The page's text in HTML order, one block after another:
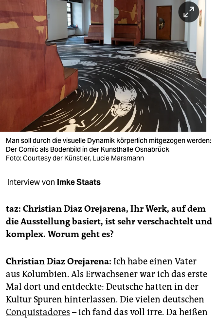
nord
wahrheit
verlag
veranstaltungen
fragen & hilfe
unterstützen
abo
epaper login
Man soll durch die visuelle Dynamik körperlich mitgezogen werden:
Der Comic als Bodenbild in der Kunsthalle Osnabrück
Foto: Courtesy der Künstler, Lucie Marsmann
Interview von Imke Staats
taz: Christian Diaz Orejarena, Ihr Werk, auf dem
die Ausstellung basiert, ist sehr verschachtelt und
komplex. Worum geht es?
Christian Diaz Orejarena: Ich habe einen Vater
aus Kolumbien. Als Erwachsener war ich das erste
Mal dort und entdeckte: Deutsche hatten in der
Kultur Spuren hinterlassen. Die vielen deutschen
Conquistadores – ich fand das voll irre. Da heißen